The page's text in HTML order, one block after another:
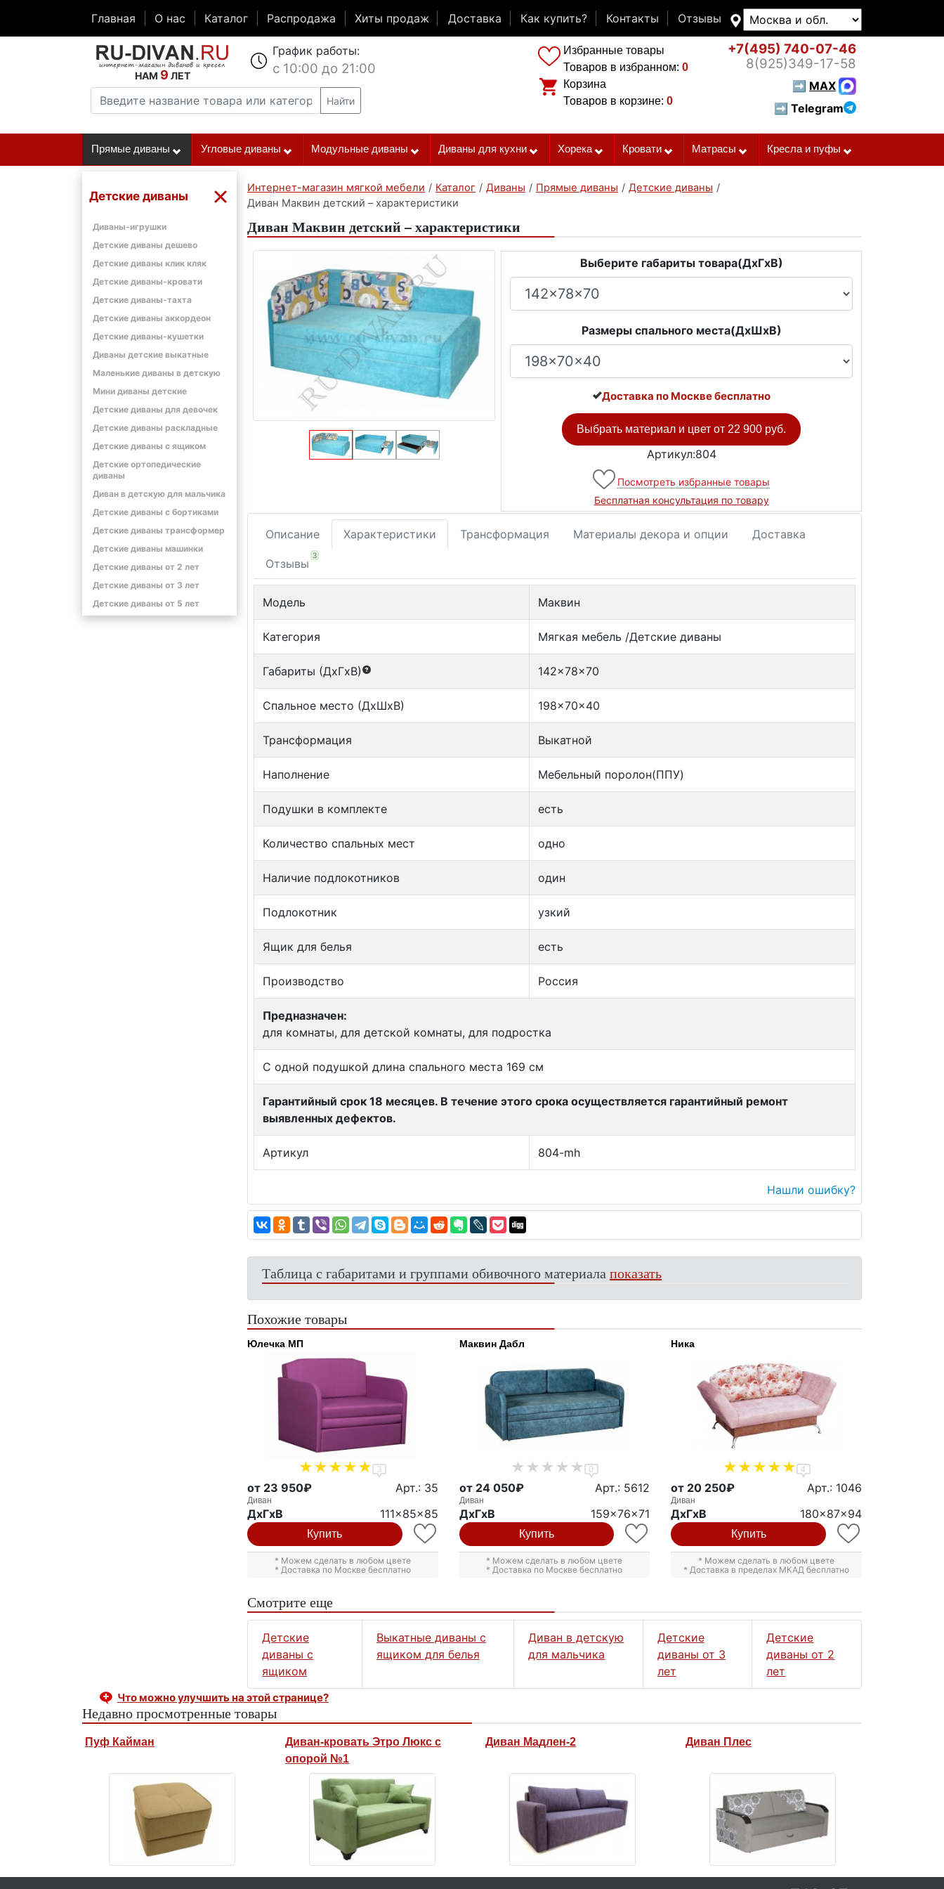
Главная О нас Каталог Распродажа Хиты продаж Доставка Как купить? Контакты Отзывы
НАМ 9 ЛЕТ
График работы:
с 10:00 до 21:00
Найти
Избранные товары
Товаров в избранном: 0
Корзина
Товаров в корзине: 0
+7(495) 740-07-46
8(925)349-17-58
➡ MAX
➡ Telegram
Прямые диваны Угловые диваны Модульные диваны Диваны для кухни Хорека Кровати Матрасы Кресла и пуфы
Детские диваны
Диваны-игрушки
Детские диваны дешево
Детские диваны клик кляк
Детские диваны-кровати
Детские диваны-тахта
Детские диваны аккордеон
Детские диваны-кушетки
Диваны детские выкатные
Маленькие диваны в детскую
Мини диваны детские
Детские диваны для девочек
Детские диваны раскладные
Детские диваны с ящиком
Детские ортопедические
диваны
Диван в детскую для мальчика
Детские диваны с бортиками
Детские диваны трансформер
Детские диваны машинки
Детские диваны от 2 лет
Детские диваны от 3 лет
Детские диваны от 5 лет
Интернет-магазин мягкой мебели / Каталог / Диваны / Прямые диваны / Детские диваны /
Диван Маквин детский – характеристики
Диван Маквин детский – характеристики
Выберите габариты товара(ДxГxВ)
Размеры спального места(ДxШxВ)
Доставка по Москве бесплатно
Выбрать материал и цвет от 22 900 руб.
Артикул:804
Посмотреть избранные товары
Бесплатная консультация по товару
Описание Характеристики Трансформация Материалы декора и опции Доставка
Отзывы
3
Модель Маквин
Категория Мягкая мебель /Детские диваны
Габариты (ДxГxВ) 142x78x70
Спальное место (ДxШxВ) 198x70x40
Трансформация Выкатной
Наполнение Мебельный поролон(ППУ)
Подушки в комплекте есть
Количество спальных мест одно
Наличие подлокотников один
Подлокотник узкий
Ящик для белья есть
Производство Россия
Предназначен:
для комнаты, для детской комнаты, для подростка
С одной подушкой длина спального места 169 см
Гарантийный срок 18 месяцев. В течение этого срока осуществляется гарантийный ремонт
выявленных дефектов.
Артикул 804-mh
Нашли ошибку?
Таблица с габаритами и группами обивочного материалапоказать
Похожие товары
Юлечка МП
3
от 23 950₽ Арт.: 35
Диван
ДxГxВ 111x85x85
Купить
* Можем сделать в любом цвете
* Доставка по Москве бесплатно
Маквин Дабл
0
от 24 050₽ Арт.: 5612
Диван
ДxГxВ 159x76x71
Купить
* Можем сделать в любом цвете
* Доставка по Москве бесплатно
Ника
4
от 20 250₽ Арт.: 1046
Диван
ДxГxВ 180x87x94
Купить
* Можем сделать в любом цвете
* Доставка в пределах МКАД бесплатно
Смотрите еще
Детские
диваны с
ящиком
Выкатные диваны с
ящиком для белья
Диван в детскую
для мальчика
Детские
диваны от 3
лет
Детские
диваны от 2
лет
Что можно улучшить на этой странице?
Недавно просмотренные товары
Пуф Кайман
Диван-кровать Этро Люкс с
опорой №1
Диван Мадлен-2 Диван Плес